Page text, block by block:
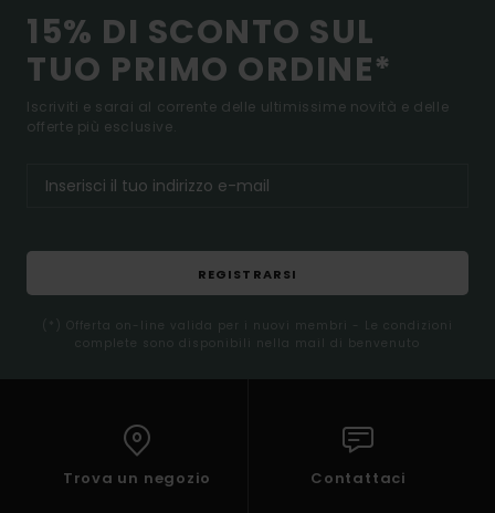
15% DI SCONTO SUL
TUO PRIMO ORDINE*
Iscriviti e sarai al corrente delle ultimissime novità e delle
offerte più esclusive.
REGISTRARSI
(*) Offerta on-line valida per i nuovi membri - Le condizioni
complete sono disponibili nella mail di benvenuto
Trova un negozio Contattaci